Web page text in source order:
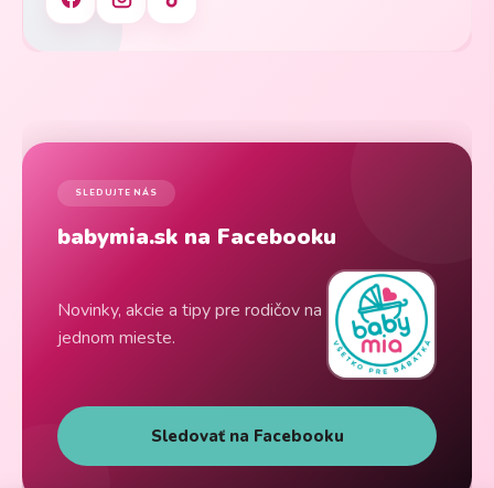
SLEDUJTE NÁS
babymia.sk na Facebooku
Novinky, akcie a tipy pre rodičov na
jednom mieste.
Sledovať na Facebooku